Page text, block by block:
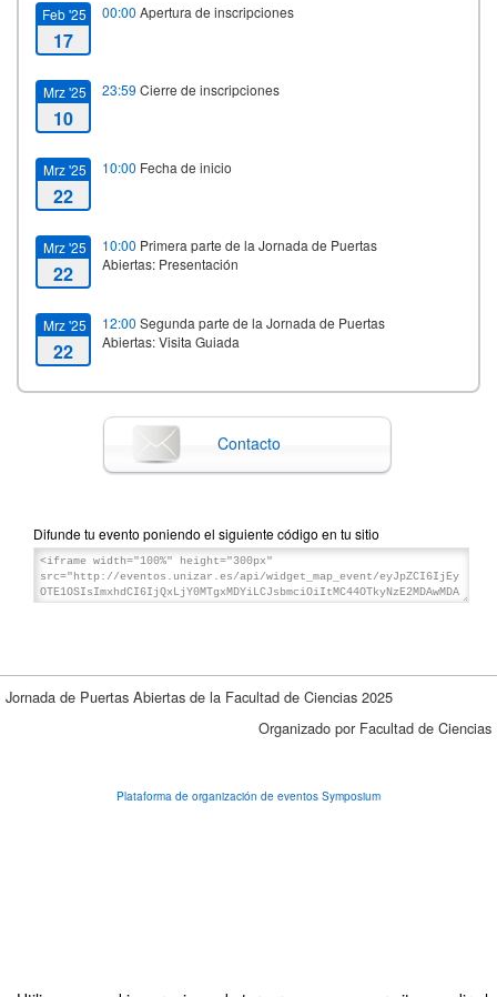
Feb '25
17
00:00 Apertura de inscripciones
Mrz '25
10
23:59 Cierre de inscripciones
Mrz '25
22
10:00 Fecha de inicio
Mrz '25
22
10:00 Primera parte de la Jornada de Puertas
Abiertas: Presentación
Mrz '25
22
12:00 Segunda parte de la Jornada de Puertas
Abiertas: Visita Guiada
Contacto
Difunde tu evento poniendo el siguiente código en tu sitio
Jornada de Puertas Abiertas de la Facultad de Ciencias 2025
Organizado por Facultad de Ciencias
Plataforma de organización de eventos Symposium